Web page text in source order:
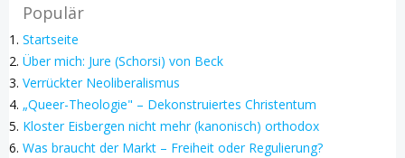
Populär
Startseite
Über mich: Jure (Schorsi) von Beck
Verrückter Neoliberalismus
„Queer-Theologie" – Dekonstruiertes Christentum
Kloster Eisbergen nicht mehr (kanonisch) orthodox
Was braucht der Markt – Freiheit oder Regulierung?